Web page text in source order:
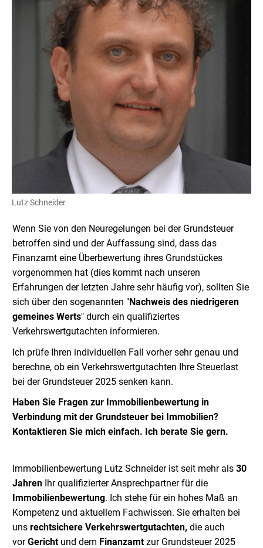
Lutz Schneider
Wenn Sie von den Neuregelungen bei der Grundsteuer
betroffen sind und der Auffassung sind, dass das
Finanzamt eine Überbewertung ihres Grundstückes
vorgenommen hat (dies kommt nach unseren
Erfahrungen der letzten Jahre sehr häufig vor), sollten Sie
sich über den sogenannten "Nachweis des niedrigeren
gemeines Werts" durch ein qualifiziertes
Verkehrswertgutachten informieren.
Ich prüfe Ihren individuellen Fall vorher sehr genau und
berechne, ob ein Verkehrswertgutachten Ihre Steuerlast
bei der Grundsteuer 2025 senken kann.
Haben Sie Fragen zur Immobilienbewertung in
Verbindung mit der Grundsteuer bei Immobilien?
Kontaktieren Sie mich einfach. Ich berate Sie gern.
Immobilienbewertung Lutz Schneider ist seit mehr als 30
Jahren Ihr qualifizierter Ansprechpartner für die
Immobilienbewertung. Ich stehe für ein hohes Maß an
Kompetenz und aktuellem Fachwissen. Sie erhalten bei
uns rechtsichere Verkehrswertgutachten, die auch
vorGerichtund dem Finanzamtzur Grundsteuer 2025